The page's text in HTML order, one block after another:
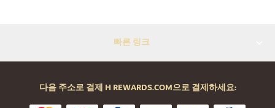
빠른 링크
다음 주소로 결제 H REWARDS.COM으로 결제하세요: